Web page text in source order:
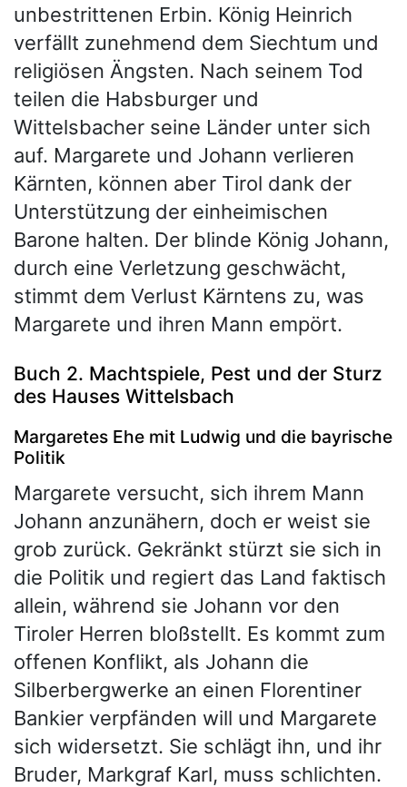
unbestrittenen Erbin. König Heinrich
verfällt zunehmend dem Siechtum und
religiösen Ängsten. Nach seinem Tod
teilen die Habsburger und
Wittelsbacher seine Länder unter sich
auf. Margarete und Johann verlieren
Kärnten, können aber Tirol dank der
Unterstützung der einheimischen
Barone halten. Der blinde König Johann,
durch eine Verletzung geschwächt,
stimmt dem Verlust Kärntens zu, was
Margarete und ihren Mann empört.
Buch 2. Machtspiele, Pest und der Sturz
des Hauses Wittelsbach
Margaretes Ehe mit Ludwig und die bayrische
Politik
Margarete versucht, sich ihrem Mann
Johann anzunähern, doch er weist sie
grob zurück. Gekränkt stürzt sie sich in
die Politik und regiert das Land faktisch
allein, während sie Johann vor den
Tiroler Herren bloßstellt. Es kommt zum
offenen Konflikt, als Johann die
Silberbergwerke an einen Florentiner
Bankier verpfänden will und Margarete
sich widersetzt. Sie schlägt ihn, und ihr
Bruder, Markgraf Karl, muss schlichten.